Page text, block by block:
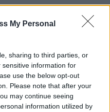
My Personal
sharing to third parties, or
information for
use the below opt-out
Please note that after your
may continue seeing
information utilized by
ricerca scientifica sia
fiumi. Il riconoscimento
apre nuove
siti di riproduzione